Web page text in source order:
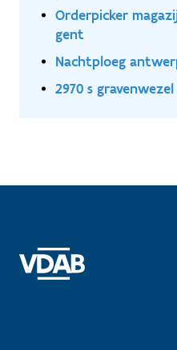
Orderpicker
gent
Nachtploeg
2970 s gravenwezel